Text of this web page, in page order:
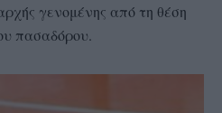
γενομένης από τη θέση
πασαδόρου.